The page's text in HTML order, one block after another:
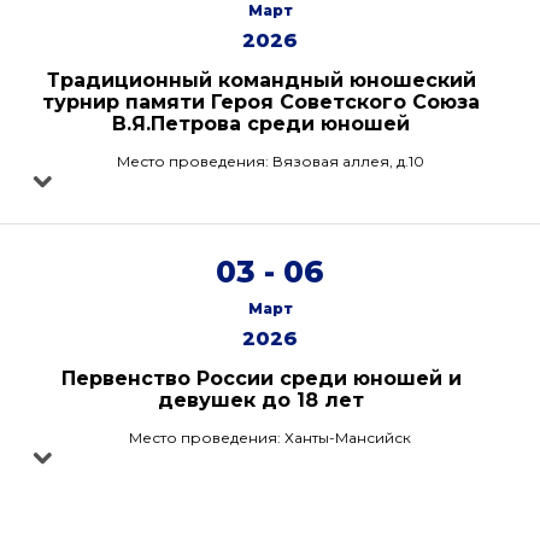
Март
2026
Традиционный командный юношеский
турнир памяти Героя Советского Союза
В.Я.Петрова среди юношей
Место проведения: Вязовая аллея, д.10
03 - 06
Март
2026
Первенство России среди юношей и
девушек до 18 лет
Место проведения: Ханты-Мансийск